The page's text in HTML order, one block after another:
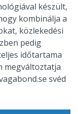
készült,
kombinálja a
közlekedési
pedig
időtartama
megváltoztatja
svéd